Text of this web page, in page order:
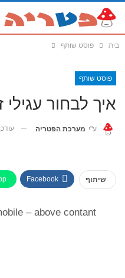
בית פוסט שותף
פוסט שותף
איך לבחור
ע"י מערכת הפטריה
שיתוף Facebook